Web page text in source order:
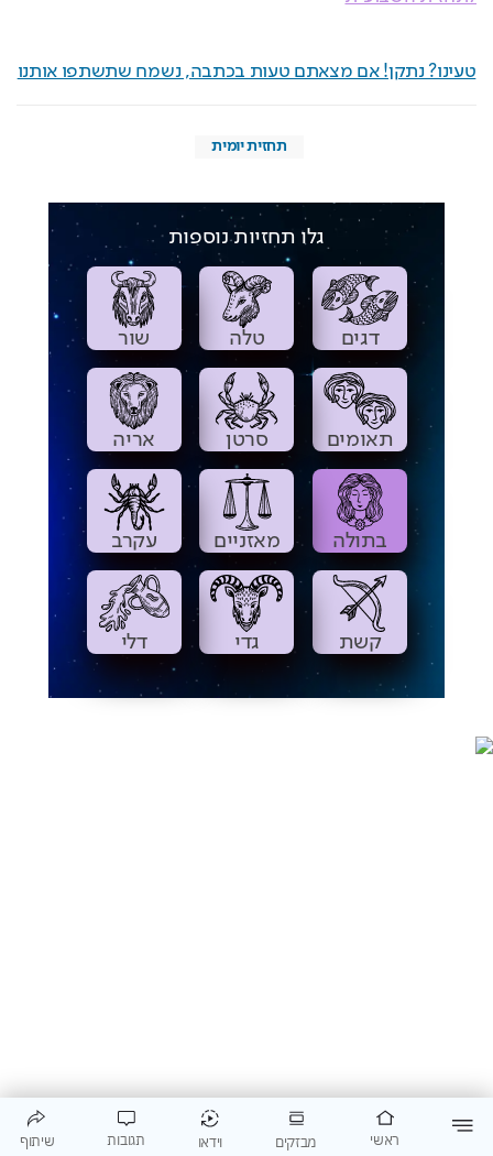
ראשי מבזקים וידאו תגובות שיתוף
טעינו? נתקן! אם מצאתם טעות בכתבה, נשמח שתשתפו אותנו
תחזית יומית
גלו תחזיות נוספות
דגים טלה שור
תאומים סרטן אריה
בתולה מאזניים עקרב
קשת גדי דלי